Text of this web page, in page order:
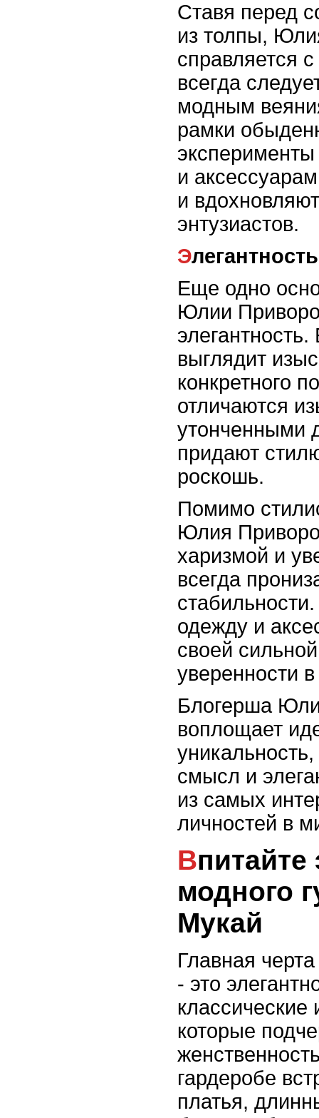
Ставя перед
из толпы,
справляется
всегда
модным
рамки
и
и
энтузиастов.
Еще одно
Юлии
выглядит
конкретного
отличаются
утонченными
придают
роскошь.
Помимо
Юлия
харизмой и
всегда
одежду и
своей
уверенности
Блогерша
воплощает
смысл и
из самых
личностей в
Впитайте элегантность
модного
Мукай
Главная
- это
которые
гардеробе
платья,